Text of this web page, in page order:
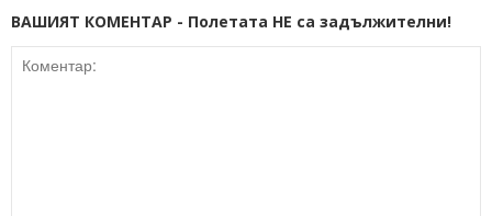
ВАШИЯТ КОМЕНТАР - Полетата НЕ са задължителни!